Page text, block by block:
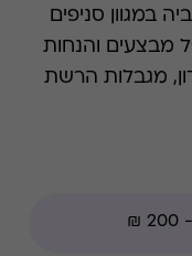
במגוון סניפים
מבצעים והנחות
מגבלות הרשת
ניתן למצוא
נוף יערות